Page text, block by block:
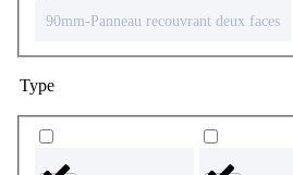
90mm-Panneau recouvrant deux faces
Type